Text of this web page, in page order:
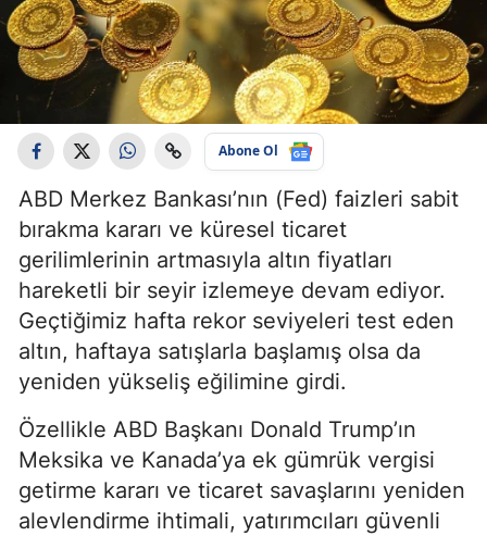
Abone Ol
ABD Merkez Bankası’nın (Fed) faizleri sabit
bırakma kararı ve küresel ticaret
gerilimlerinin artmasıyla altın fiyatları
hareketli bir seyir izlemeye devam ediyor.
Geçtiğimiz hafta rekor seviyeleri test eden
altın, haftaya satışlarla başlamış olsa da
yeniden yükseliş eğilimine girdi.
Özellikle ABD Başkanı Donald Trump’ın
Meksika ve Kanada’ya ek gümrük vergisi
getirme kararı ve ticaret savaşlarını yeniden
alevlendirme ihtimali, yatırımcıları güvenli